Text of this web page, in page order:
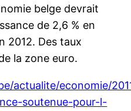
belge devrait
de 2,6 % en
2012. Des taux
la zone euro.
actualite/economie/
soutenue-pour-l-